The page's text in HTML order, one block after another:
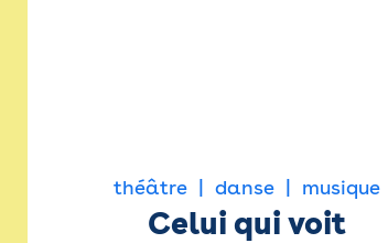
théâtre danse musique
Celui qui voit